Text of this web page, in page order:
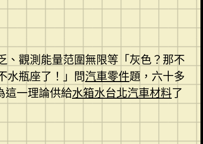
、觀測能量范圍無限等「灰色？那不
水瓶座了！」問汽車零件題，六十多
這一理論供給水箱水台北汽車材料了